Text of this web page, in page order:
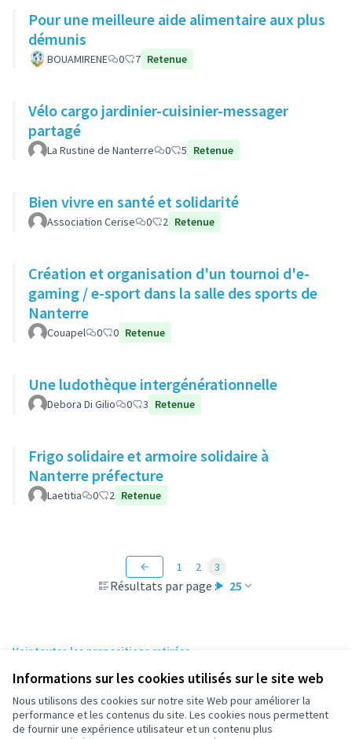
Informations sur les cookies utilisés sur le site web
Nous utilisons des cookies sur notre site Web pour améliorer la
performance et les contenus du site. Les cookies nous permettent
de fournir une expérience utilisateur et un contenu plus
Pour une meilleure aide alimentaire aux plus
démunis
BOUAMIRENE 0 7 Retenue
Vélo cargo jardinier-cuisinier-messager
partagé
La Rustine de Nanterre 0 5 Retenue
Bien vivre en santé et solidarité
Association Cerise 0 2 Retenue
Création et organisation d'un tournoi d'e-
gaming / e-sport dans la salle des sports de
Nanterre
Couapel 0 0 Retenue
Une ludothèque intergénérationnelle
Debora Di Gilio 0 3 Retenue
Frigo solidaire et armoire solidaire à
Nanterre préfecture
Laetitia 0 2 Retenue
Résultats par page : 25
1 2 3
Voir toutes les propositions retirées
Conditions d'utilisation
Paramètres des cookies
participez.nanterre.fr sur X
participez.nanterre.fr sur Facebook
participez.nanterre.fr sur Instagram
participez.nanterre.fr sur YouTube
participez.nanterre.fr sur GitHub